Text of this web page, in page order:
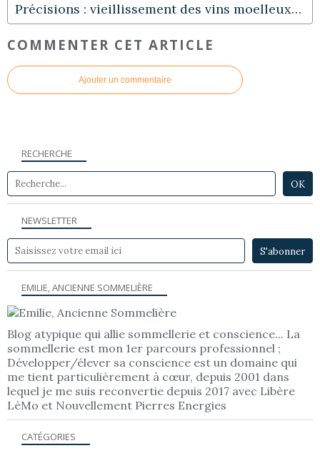
Précisions : vieillissement des vins moelleux…
COMMENTER CET ARTICLE
Ajouter un commentaire
NEWSLETTER
RECHERCHE
EMILIE, ANCIENNE SOMMELIÈRE
Blog atypique qui allie sommellerie et conscience... La
sommellerie est mon 1er parcours professionnel ;
Développer/élever sa conscience est un domaine qui
me tient particulièrement à cœur, depuis 2001 dans
lequel je me suis reconvertie depuis 2017 avec Libère
LèMo et Nouvellement Pierres Energies
CATÉGORIES